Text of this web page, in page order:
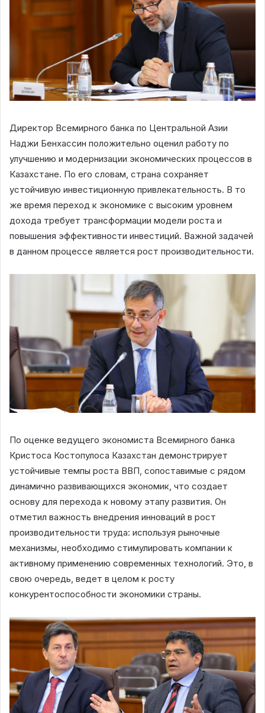
Директор Всемирного банка по Центральной Азии
Наджи Бенхассин положительно оценил работу по
улучшению и модернизации экономических процессов в
Казахстане. По его словам, страна сохраняет
устойчивую инвестиционную привлекательность. В то
же время переход к экономике с высоким уровнем
дохода требует трансформации модели роста и
повышения эффективности инвестиций. Важной задачей
в данном процессе является рост производительности.
По оценке ведущего экономиста Всемирного банка
Кристоса Костопулоса Казахстан демонстрирует
устойчивые темпы роста ВВП, сопоставимые с рядом
динамично развивающихся экономик, что создает
основу для перехода к новому этапу развития. Он
отметил важность внедрения инноваций в рост
производительности труда: используя рыночные
механизмы, необходимо стимулировать компании к
активному применению современных технологий. Это, в
свою очередь, ведет в целом к росту
конкурентоспособности экономики страны.